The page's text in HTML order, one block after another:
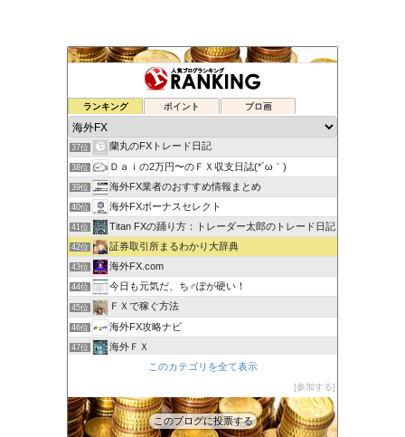
ランキング ポイント ブロ画
35位 元FX業者による必勝システムトレード！
36位
37位 蘭丸のFXトレード日記
38位 Ｄａｉの2万円〜のＦＸ収支日誌(*´ω｀)
39位 海外FX業者のおすすめ情報まとめ
40位 海外FXボーナスセレクト
41位 Titan FXの踊り方：トレーダー太郎のトレード日記
42位 証券取引所まるわかり大辞典
43位 海外FX.com
44位 今日も元気だ、ち♂ぽが硬い！
45位 ＦＸで稼ぐ方法
46位 海外FX攻略ナビ
47位 海外ＦＸ
XM口座開設方法2022
このカテゴリを全て表示
参加する
このブログに投票する